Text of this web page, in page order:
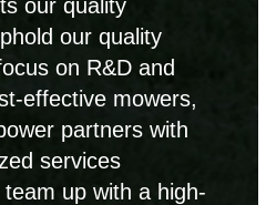
our quality!
our quality
on R&D and
effective mowers,
partners with
services.
team up with a high-